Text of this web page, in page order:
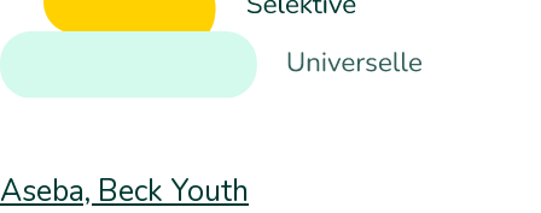
Aseba, Beck Youth